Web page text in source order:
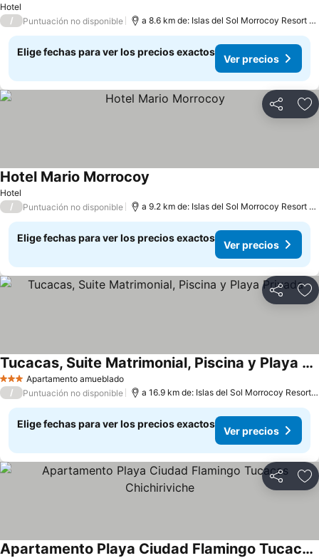
Hotel
/ Puntuación no disponible a 8.6 km de: Islas del Sol Morrocoy Resort Chichiriviche
Elige fechas para ver los precios exactos
Ver precios
Compartir
Hotel
Hotel Mario Morrocoy
/ Puntuación no disponible a 9.2 km de: Islas del Sol Morrocoy Resort Chichiriviche
Elige fechas para ver los precios exactos
Ver precios
Compartir
3 EstrellasApartamento amueblado
Tucacas, Suite Matrimonial, Piscina y Playa Privada
/ Puntuación no disponible a 16.9 km de: Islas del Sol Morrocoy Resort Chichiriviche
Elige fechas para ver los precios exactos
Ver precios
Compartir
Apartamento Playa Ciudad Flamingo Tucacas Chichiriviche